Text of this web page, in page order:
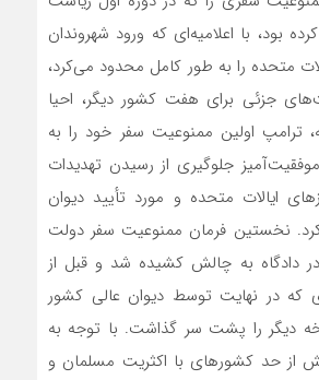
بود، با اعلامیه‌ای که ورود شهروندان
متحده را به طور کامل محدود می‌کرد،
جزئی برای هفت کشور دیگر، احیا
ترامپ اولین ممنوعیت سفر خود را به
جلوگیری از رسیدن تهدیدات
ایالات متحده و مورد تأیید دیوان
کرد. نخستین فرمان ممنوعیت سفر دولت
دادگاه به چالش کشیده شد و قبل از
که در نهایت توسط دیوان عالی کشور
دیگر را پشت سر گذاشت. با توجه به
از حد کشورهای با اکثریت مسلمان و